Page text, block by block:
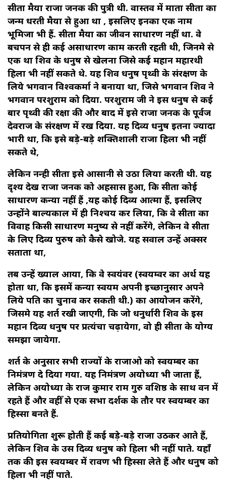
सीता मैया राजा जनक की पुत्री थी. वास्तव में माता सीता का
जन्म धरती मैया से हुआ था , इसलिए इनका एक नाम
भूमिजा भी हैं. सीता मैया का जीवन साधारण नहीं था. वे
बचपन से ही कई असाधारण काम करती रहती थी, जिनमे से
एक था शिव के धनुष से खेलना जिसे कई महान महारथी
हिला भी नहीं सकते थे. यह शिव धनुष पृथ्वी के संरक्षण के
लिये भगवान विश्वकर्मा ने बनाया था, जिसे भगवान शिव ने
भगवान परशुराम को दिया. परशुराम जी ने इस धनुष से कई
बार पृथ्वी की रक्षा की और बाद में इसे राजा जनक के पूर्वज
देवराज के संरक्षण में रख दिया. यह दिव्य धनुष इतना ज्यादा
भारी था, कि इसे बड़े-बड़े शक्तिशाली राजा हिला भी नहीं
सकते थे,
लेकिन नन्ही सीता इसे आसानी से उठा लिया करती थी. यह
दृश्य देख राजा जनक को अहसास हुआ, कि सीता कोई
साधारण कन्या नहीं हैं ,यह कोई दिव्य आत्मा हैं, इसलिए
उन्होंने बाल्यकाल में ही निश्चय कर लिया, कि वे सीता का
विवाह किसी साधारण मनुष्य से नहीं करेंगे, लेकिन वे सीता
के लिए दिव्य पुरुष को कैसे खोजे. यह सवाल उन्हें अक्सर
सताता था,
तब उन्हें ख्याल आया, कि वे स्वयंवर (स्वयम्वर का अर्थ यह
होता था, कि इसमें कन्या स्वयम अपनी इच्छानुसार अपने
लिये पति का चुनाव कर सकती थी.) का आयोजन करेंगे,
जिसमे यह शर्त रखी जाएगी, कि जो धनुर्धारी शिव के इस
महान दिव्य धनुष पर प्रत्यंचा चढ़ायेगा, वो ही सीता के योग्य
समझा जायेगा.
शर्त के अनुसार सभी राज्यों के राजाओ को स्वयम्बर का
निमंत्रण दे दिया गया. यह निमंत्रण अयोध्या भी जाता हैं,
लेकिन अयोध्या के राज कुमार राम गुरु वशिष्ठ के साथ वन में
रहते हैं और वहीँ से एक सभा दर्शक के तौर पर स्वयम्बर का
हिस्सा बनते हैं.
प्रतियोगिता शुरू होती हैं कई बड़े-बड़े राजा उठकर आते हैं,
लेकिन शिव के उस दिव्य धनुष को हिला भी नहीं पाते. यहाँ
तक की इस स्वयम्बर में रावण भी हिस्सा लेते हैं और धनुष को
हिला भी नहीं पाते.